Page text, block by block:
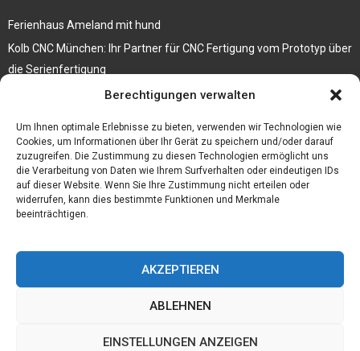
Berechtigungen verwalten
Um Ihnen optimale Erlebnisse zu bieten, verwenden wir Technologien wie
Cookies, um Informationen über Ihr Gerät zu speichern und/oder darauf
zuzugreifen. Die Zustimmung zu diesen Technologien ermöglicht uns
die Verarbeitung von Daten wie Ihrem Surfverhalten oder eindeutigen IDs
auf dieser Website. Wenn Sie Ihre Zustimmung nicht erteilen oder
widerrufen, kann dies bestimmte Funktionen und Merkmale
beeinträchtigen.
AKZEPTIEREN
ABLEHNEN
EINSTELLUNGEN ANZEIGEN
Ferienhaus Ameland mit hund
Kolb CNC München: Ihr Partner für CNC Fertigung vom Prototyp über
die Serienfertigung
Der beste höhenverstellbare Schreibtisch
Branchenbuch Krefeld